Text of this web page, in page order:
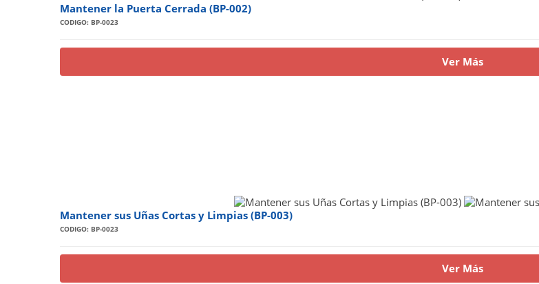
Mantener la Puerta Cerrada (BP-002)
CODIGO: BP-0023
Ver Más
Mantener sus Uñas Cortas y Limpias (BP-003)
CODIGO: BP-0023
Ver Más